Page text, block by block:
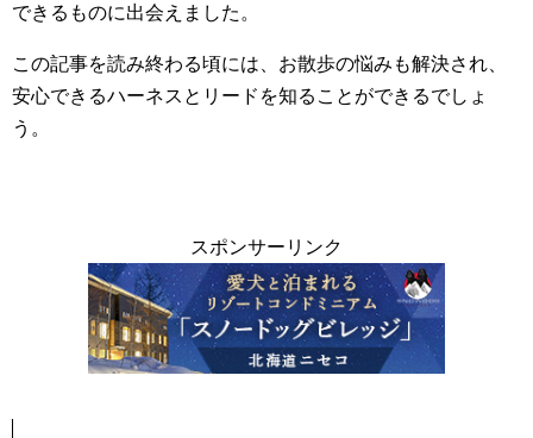
できるものに出会えました。
この記事を読み終わる頃には、お散歩の悩みも解決され、
安心できるハーネスとリードを知ることができるでしょ
う。
スポンサーリンク